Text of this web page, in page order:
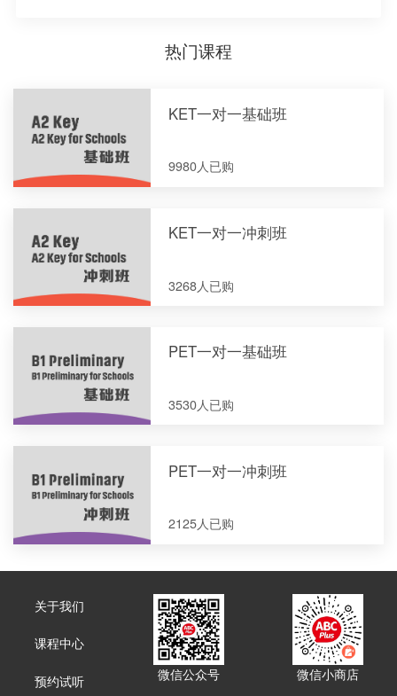
热门课程
KET一对一基础班
9980人已购
KET一对一冲刺班
3268人已购
PET一对一基础班
3530人已购
PET一对一冲刺班
2125人已购
关于我们
课程中心
预约试听 微信公众号 微信小商店